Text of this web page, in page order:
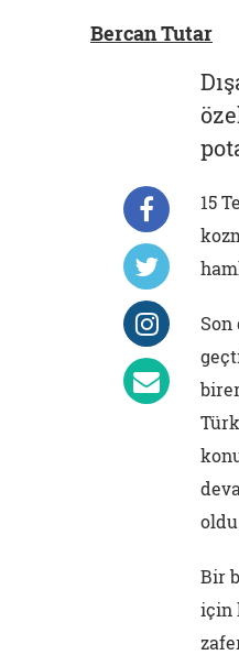
Bercan Tutar
15
Bir
için